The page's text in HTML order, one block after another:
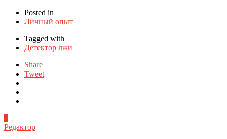
Posted in
Личный опыт
Tagged with
Детектор лжи
Share
Tweet
Редактор